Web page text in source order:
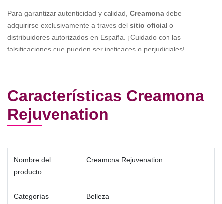
Para garantizar autenticidad y calidad, Creamona debe
adquirirse exclusivamente a través del sitio oficial o
distribuidores autorizados en España. ¡Cuidado con las
falsificaciones que pueden ser ineficaces o perjudiciales!
Características Creamona
Rejuvenation
Nombre del
producto
Creamona Rejuvenation
Categorías Belleza